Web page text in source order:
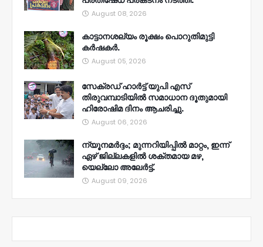
August 08, 2026
കാട്ടാനശല്യം രൂക്ഷം പൊറുതിമുട്ടി
കർഷകർ.
August 05, 2026
സേക്രഡ് ഹാർട്ട് യുപി എസ്
തിരുവമ്പാടിയിൽ സമാധാന ദൂതുമായി
ഹിരോഷിമ ദിനം ആചരിച്ചു.
August 06, 2026
ന്യൂനമര്‍ദ്ദം; മുന്നറിയിപ്പില്‍ മാറ്റം, ഇന്ന്
ഏഴ് ജില്ലകളില്‍ ശക്തമായ മഴ,
യെല്ലോ അലേര്‍ട്ട്.
August 09, 2026